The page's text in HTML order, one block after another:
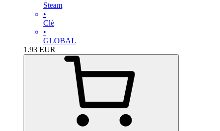
Steam
•
Clé
•
GLOBAL
1.93 EUR